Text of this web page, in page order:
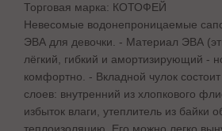
Торговая марка: КОТОФЕЙ
Невесомые водонепроницаемые
ЭВА для девочки. - Материал ЭВА
лёгкий, гибкий и амортизирующий -
комфортно. - Вкладной чулок состоит
слоев: внутренний из хлопкового
избыток влаги, утеплитель из байки